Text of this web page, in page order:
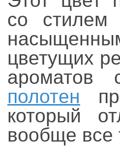
со стилем
цветущих
полотен
который
вообще все